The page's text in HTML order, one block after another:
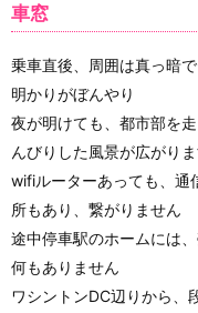
車窓
乗車直後、周囲は真っ暗
明かりがぼんやり
夜が明けても、都市部を
んびりした風景が広がり
wifiルーターあっても、通
所もあり、繋がりません
途中停車駅のホームには
何もありません
ワシントンDC辺りから、